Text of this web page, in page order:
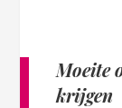
Moeite
krijgen